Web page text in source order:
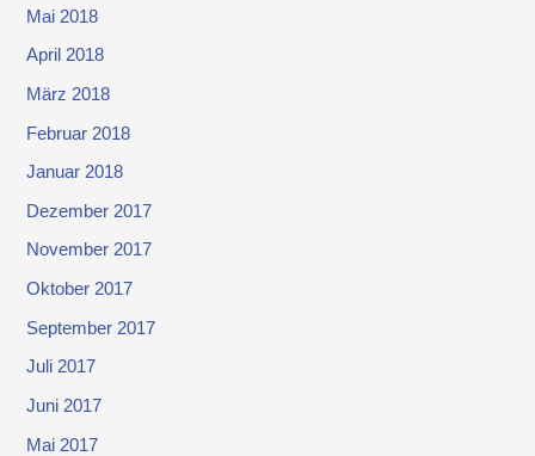
Mai 2018
April 2018
März 2018
Februar 2018
Januar 2018
Dezember 2017
November 2017
Oktober 2017
September 2017
Juli 2017
Juni 2017
Mai 2017